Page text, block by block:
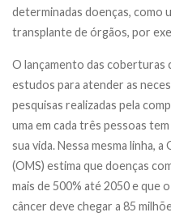
determinadas doenças, como
transplante de órgãos, por
O lançamento das coberturas
estudos para atender as
pesquisas realizadas pela
uma em cada três pessoas
sua vida. Nessa mesma linha,
(OMS) estima que doenças
mais de 500% até 2050 e que
câncer deve chegar a 85